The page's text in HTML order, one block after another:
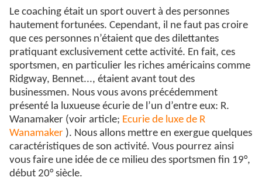
Le coaching était un sport ouvert à des personnes
hautement fortunées. Cependant, il ne faut pas croire
que ces personnes n’étaient que des dilettantes
pratiquant exclusivement cette activité. En fait, ces
sportsmen, en particulier les riches américains comme
Ridgway, Bennet..., étaient avant tout des
businessmen. Nous vous avons précédemment
présenté la luxueuse écurie de l’un d’entre eux: R.
Wanamaker (voir article; Ecurie de luxe de R
Wanamaker ). Nous allons mettre en exergue quelques
caractéristiques de son activité. Vous pourrez ainsi
vous faire une idée de ce milieu des sportsmen fin 19°,
début 20° siècle.